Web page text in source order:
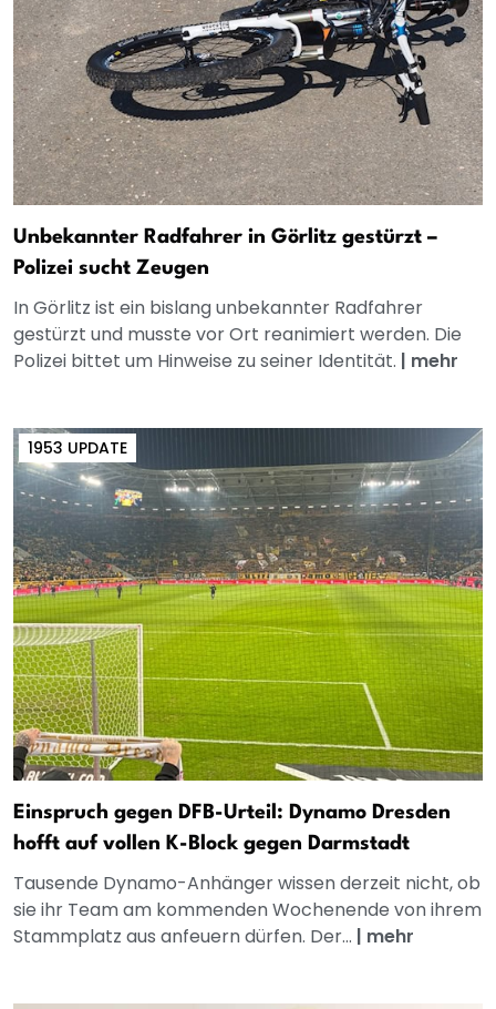
Unbekannter Radfahrer in Görlitz gestürzt –
Polizei sucht Zeugen
In Görlitz ist ein bislang unbekannter Radfahrer
gestürzt und musste vor Ort reanimiert werden. Die
Polizei bittet um Hinweise zu seiner Identität. | mehr
1953 UPDATE
Einspruch gegen DFB-Urteil: Dynamo Dresden
hofft auf vollen K-Block gegen Darmstadt
Tausende Dynamo-Anhänger wissen derzeit nicht, ob
sie ihr Team am kommenden Wochenende von ihrem
Stammplatz aus anfeuern dürfen. Der... | mehr